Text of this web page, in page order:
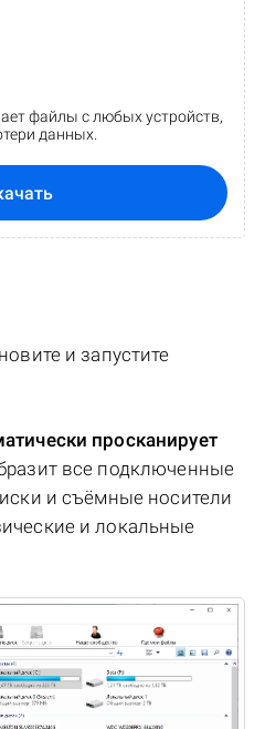
файлы с любых устройств,
данных.
и запустите
просканирует
все подключенные
и съёмные носители
и локальные